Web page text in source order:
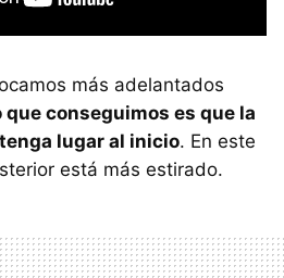
más adelantados
que conseguimos es que la
lugar al inicio. En este
está más estirado.